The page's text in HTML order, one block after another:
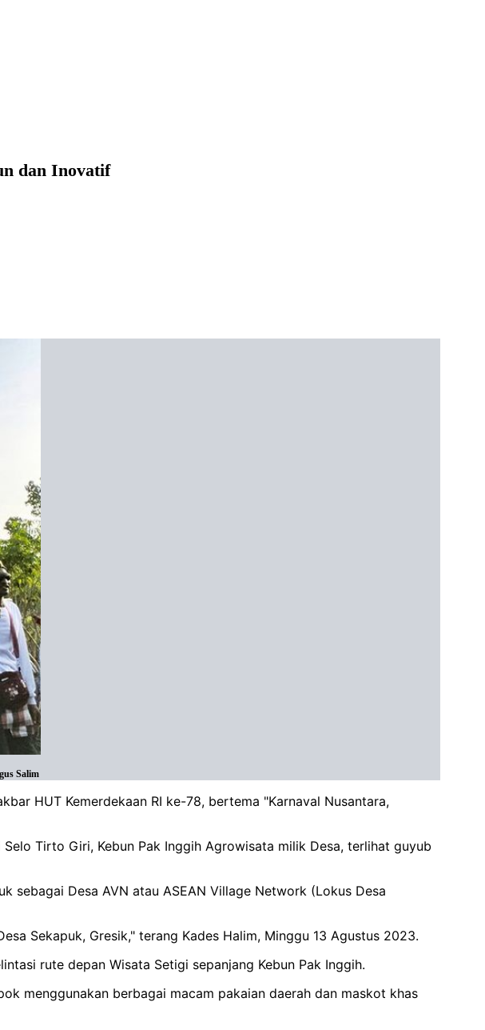
dan Inovatif
Salim
HUT Kemerdekaan RI ke-78, bertema "Karnaval Nusantara,
Tirto Giri, Kebun Pak Inggih Agrowisata milik Desa, terlihat guyub
sebagai Desa AVN atau ASEAN Village Network (Lokus Desa
Sekapuk, Gresik," terang Kades Halim, Minggu 13 Agustus 2023.
rute depan Wisata Setigi sepanjang Kebun Pak Inggih.
menggunakan berbagai macam pakaian daerah dan maskot khas